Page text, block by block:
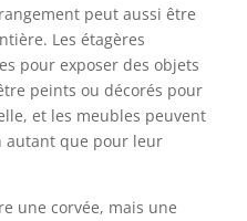
peut aussi être
Les étagères
pour exposer des objets
peints ou décorés pour
et les meubles peuvent
autant que pour leur
une corvée, mais une